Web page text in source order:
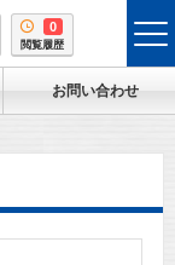
0
閲覧履歴
お問い合わせ